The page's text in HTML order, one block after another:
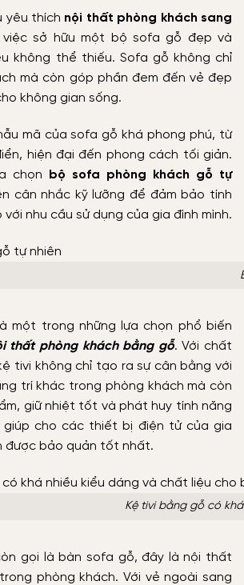
yêu thích nội thất phòng khách sang
việc sở hữu một bộ sofa gỗ đẹp và
không thể thiếu. Sofa gỗ không chỉ
mà còn góp phần đem đến vẻ đẹp
không gian sống.
mã của sofa gỗ khá phong phú, từ
hiện đại đến phong cách tối giản.
chọn
bộ sofa phòng khách gỗ tự
cân nhắc kỹ lưỡng để đảm bảo tính
với nhu cầu sử dụng của gia đình mình.
một trong những lựa chọn phổ biến
thất phòng khách bằng gỗ. Với chất
tivi không chỉ tạo ra sự cân bằng với
trí khác trong phòng khách mà còn
giữ nhiệt tốt và phát huy tính năng
giúp cho các thiết bị điện tử của gia
được bảo quản tốt nhất.
Kệ tivi bằng gỗ có
gọi là bàn sofa gỗ, đây là nội thất
phòng khách. Với vẻ ngoài sang